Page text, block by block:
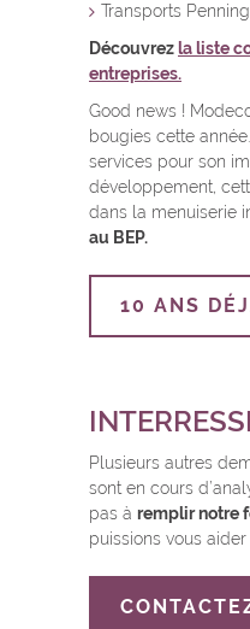
Transports Penning
Découvrez la liste
entreprises.
Good news !
bougies cette
services pour son
développement,
dans la menuiserie
au BEP.
10 ANS
Plusieurs autres
sont en cours
pas à remplir notre
puissions vous